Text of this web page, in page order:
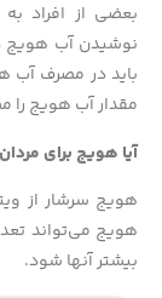
بعضی از افراد
نوشیدن آب هویج
باید در مصرف آب
مقدار آب هویج را
آیا هویج برای
هویج سرشار از
هویج می‌تواند
بیشتر آنها شود.